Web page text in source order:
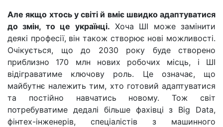
Але якщо хтось у світі й вміє швидко адаптуватися
до змін, то це українці. Хоча ШІ може замінити
деякі професії, він також створює нові можливості.
Очікується, що до 2030 року буде створено
приблизно 170 млн нових робочих місць, і ШІ
відіграватиме ключову роль. Це означає, що
майбутнє належить тим, хто готовий адаптуватися
та постійно навчатись новому. Тож світ
потребуватиме дедалі більше фахівці з Big Data,
фінтех-інженерів, спеціалістів з машинного